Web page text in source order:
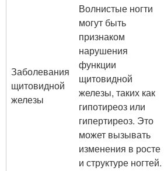
Заболевания
щитовидной
железы
Волнистые ногти
могут быть
признаком
нарушения
функции
щитовидной
железы, таких как
гипотиреоз или
гипертиреоз. Это
может вызывать
изменения в росте
и структуре ногтей.